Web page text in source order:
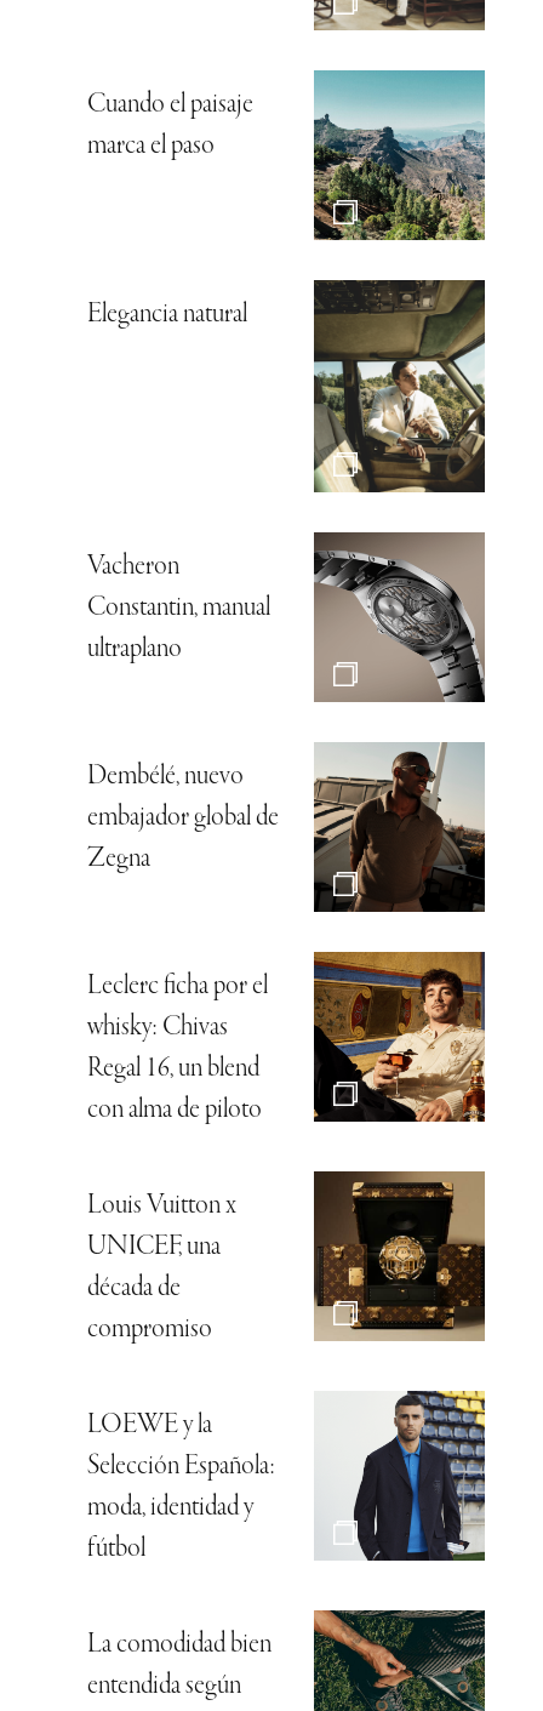
Cuando el paisaje
marca el paso
Elegancia natural
Vacheron
Constantin, manual
ultraplano
Dembélé, nuevo
embajador global de
Zegna
Leclerc ficha por el
whisky: Chivas
Regal 16, un blend
con alma de piloto
Louis Vuitton x
UNICEF, una
década de
compromiso
LOEWE y la
Selección Española:
moda, identidad y
fútbol
La comodidad bien
entendida según